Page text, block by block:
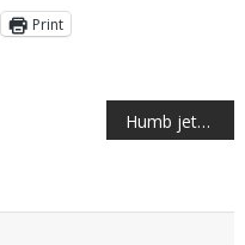
Print
Humb jetën këngëtari i njohur Shaban Shauliç